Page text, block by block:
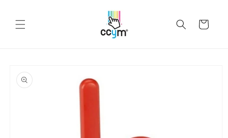
al contenido
Carrito
a la
información